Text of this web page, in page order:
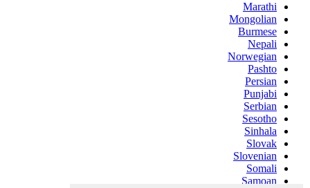
Marathi
Mongolian
Burmese
Nepali
Norwegian
Pashto
Persian
Punjabi
Serbian
Sesotho
Sinhala
Slovak
Slovenian
Somali
Samoan